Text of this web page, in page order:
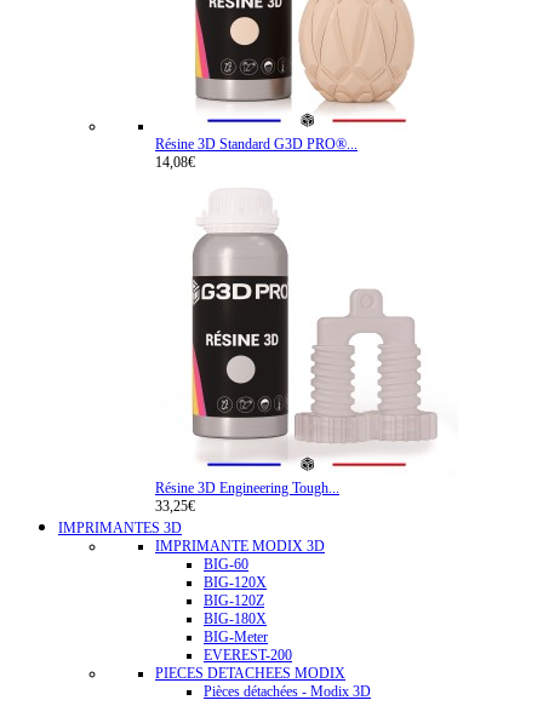
Résine 3D Standard G3D PRO®...
14,08€
Résine 3D Engineering Tough...
33,25€
IMPRIMANTES 3D
IMPRIMANTE MODIX 3D
BIG-60
BIG-120X
BIG-120Z
BIG-180X
BIG-Meter
EVEREST-200
PIECES DETACHEES MODIX
Pièces détachées - Modix 3D